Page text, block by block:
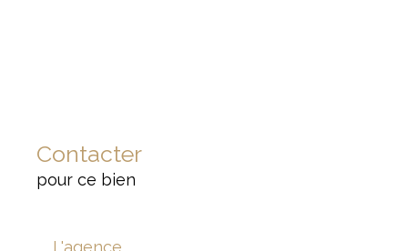
Contacter
pour ce bien
L'agence